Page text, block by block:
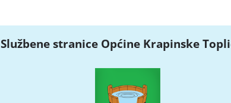
Službene stranice Općine Krapinske